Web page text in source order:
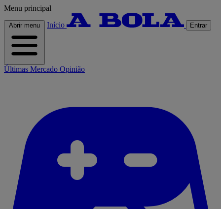
Menu principal
Abrir menu Início Entrar
Últimas Mercado Opinião